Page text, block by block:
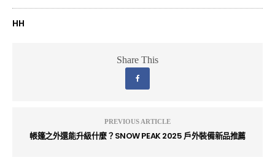
HH
Share This
PREVIOUS ARTICLE
帳篷之外還能升級什麼？SNOW PEAK 2025 戶外裝備新品推薦